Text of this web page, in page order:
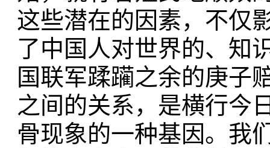
这些潜在的因素，不仅
了中国人对世界的、知
国联军蹂躏之余的庚子
之间的关系，是横行今
骨现象的一种基因。我